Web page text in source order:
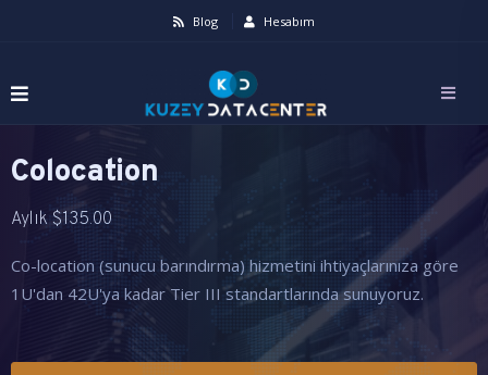
Blog Hesabım
Colocation
Aylık$135.00
Co-location (sunucu barındırma) hizmetini ihtiyaçlarınıza göre
1U'dan 42U'ya kadar Tier III standartlarında sunuyoruz.